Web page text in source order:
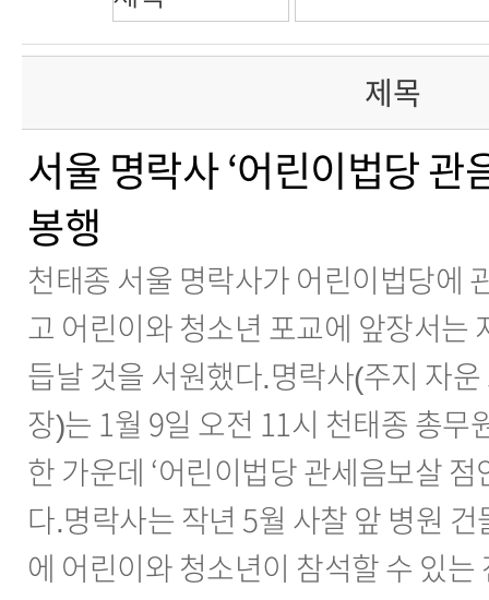
제목
서울 명락사 ‘어린이법당 관
봉행
천태종 서울 명락사가 어린이법당에
고 어린이와 청소년 포교에 앞장서는
듭날 것을 서원했다.명락사(주지 자
장)는 1월 9일 오전 11시 천태종 총무
한 가운데 ‘어린이법당 관세음보살 점
다.명락사는 작년 5월 사찰 앞 병원
에 어린이와 청소년이 참석할 수 있는